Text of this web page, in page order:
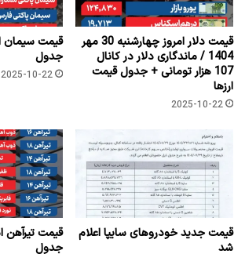
قیمت دلار امروز چهارشنبه 30 مهر
1404 / ماندگاری دلار در کانال
107 هزار تومانی + جدول قیمت
ارزها
2025-10-22
جدول
2025-10-22
قیمت جدید خودروهای سایپا اعلام
شد
جدول